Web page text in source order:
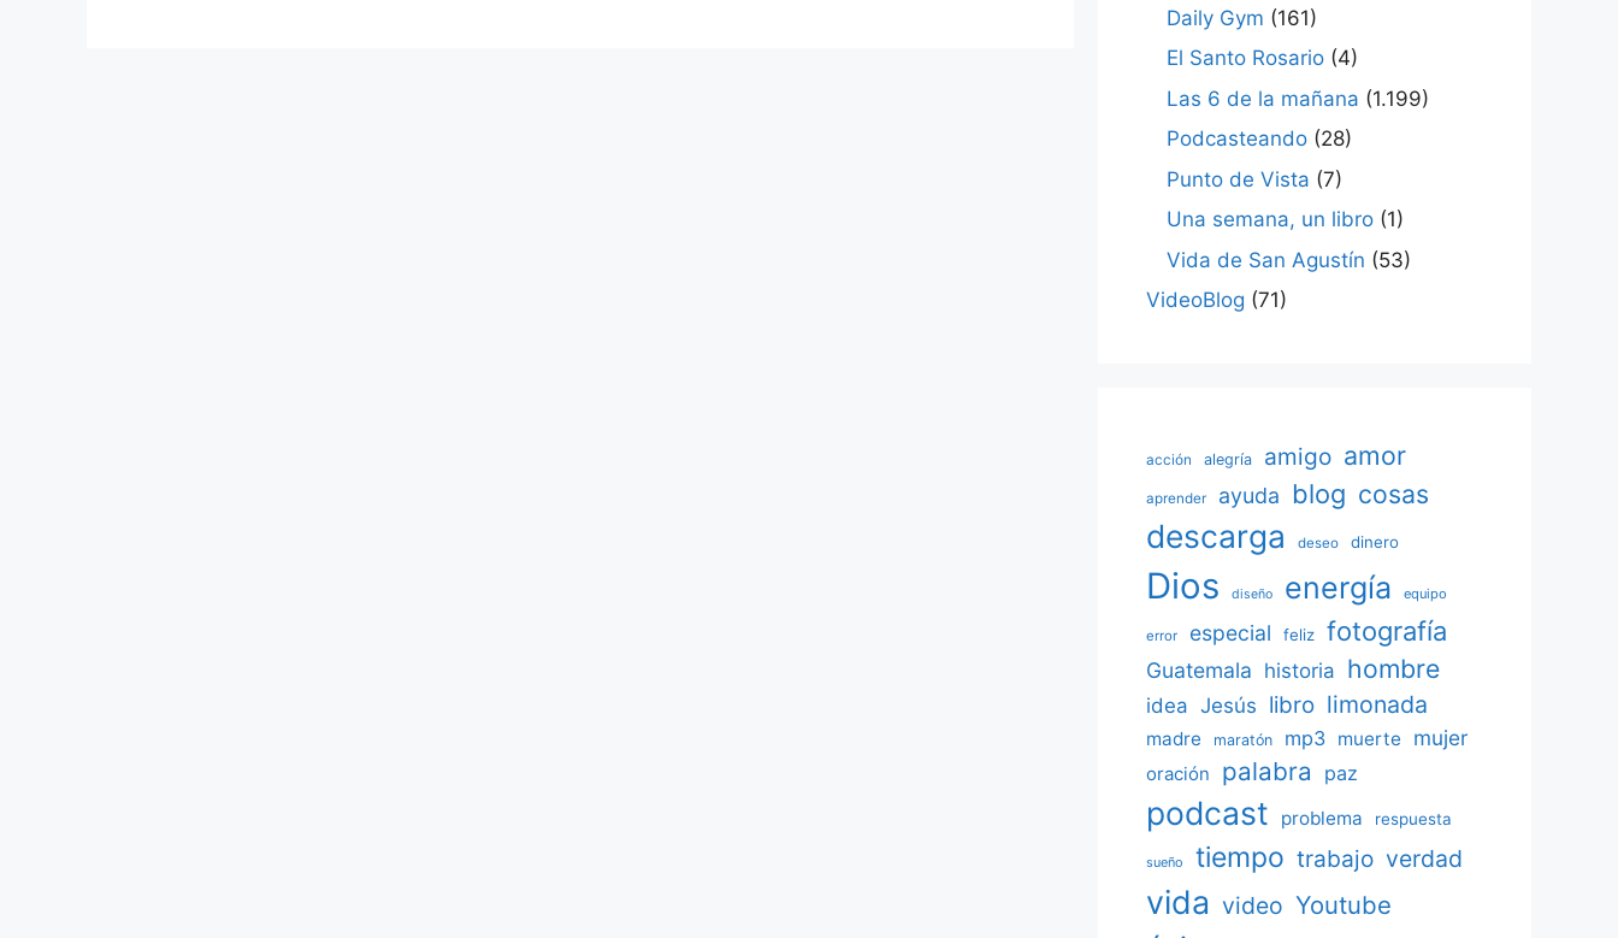
Daily Gym (161)
El Santo Rosario (4)
Las 6 de la mañana (1.199)
Podcasteando (28)
Punto de Vista (7)
Una semana, un libro (1)
Vida de San Agustín (53)
VideoBlog (71)
acción alegría amigo amor
aprender ayuda blog cosas
descarga deseo dinero
Dios diseño energía equipo
error especial feliz fotografía
Guatemala historia hombre
idea Jesús libro limonada
madre maratón mp3 muerte mujer
oración palabra paz
podcast problema respuesta
sueño tiempo trabajo verdad
vida video Youtube